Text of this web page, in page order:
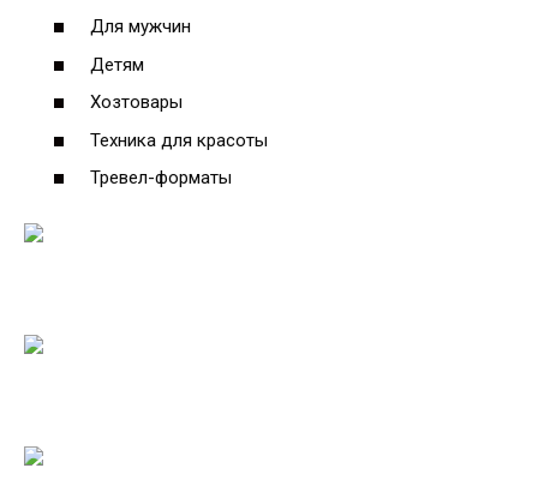
Для мужчин
Детям
Хозтовары
Техника для красоты
Тревел-форматы